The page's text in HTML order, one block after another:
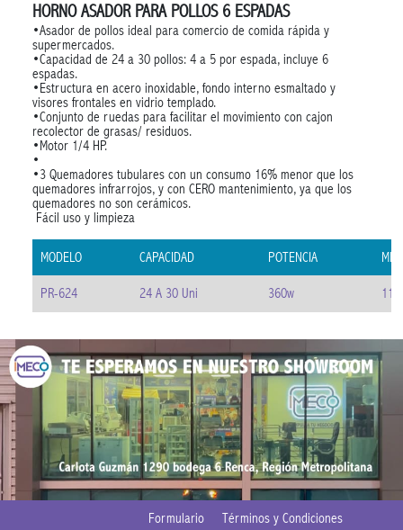
HORNO ASADOR PARA POLLOS 6 ESPADAS
•Asador de pollos ideal para comercio de comida rápida y
supermercados.
•Capacidad de 24 a 30 pollos: 4 a 5 por espada, incluye 6
espadas.
•Estructura en acero inoxidable, fondo interno esmaltado y
visores frontales en vidrio templado.
•Conjunto de ruedas para facilitar el movimiento con cajon
recolector de grasas/ residuos.
•Motor 1/4 HP.
•
•3 Quemadores tubulares con un consumo 16% menor que los
quemadores infrarrojos, y con CERO mantenimiento, ya que los
quemadores no son cerámicos.
Fácil uso y limpieza
MODELO CAPACIDAD POTENCIA
PR-624 24 A 30 Uni 360w
Formulario
Términos y Condiciones